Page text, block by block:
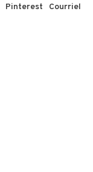
Pinterest Courriel